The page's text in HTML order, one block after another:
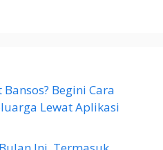
Begini Cara
Lewat Aplikasi